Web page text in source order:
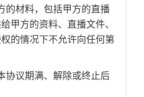
的材料，包括甲方的直播
甲方的资料、直播文件、
的情况下不允许向任何第
协议期满、解除或终止后